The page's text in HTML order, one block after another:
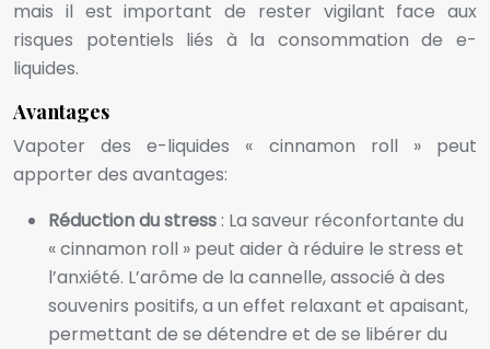
mais il est important de rester vigilant face aux
risques potentiels liés à la consommation de e-
liquides.
Avantages
Vapoter des e-liquides « cinnamon roll » peut
apporter des avantages:
Réduction du stress : La saveur réconfortante du
« cinnamon roll » peut aider à réduire le stress et
l’anxiété. L’arôme de la cannelle, associé à des
souvenirs positifs, a un effet relaxant et apaisant,
permettant de se détendre et de se libérer du